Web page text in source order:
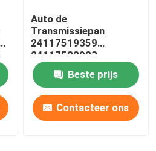
Auto de
Transmissiepan
24117519359
24117522923
24152333903 van
BMW 3/E90 E92 E93
Beste prijs
Contacteer ons